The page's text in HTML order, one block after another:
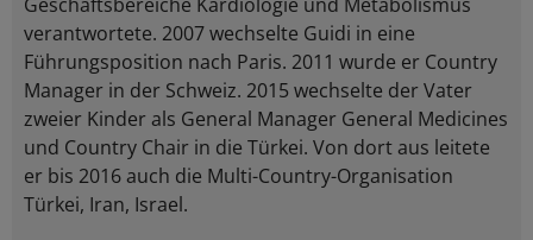
verantwortete. 2007 wechselte Guidi in eine
Führungsposition nach Paris. 2011 wurde er Country
Manager in der Schweiz. 2015 wechselte der Vater
zweier Kinder als General Manager General Medicines
und Country Chair in die Türkei. Von dort aus leitete
er bis 2016 auch die Multi-Country-Organisation
Türkei, Iran, Israel.